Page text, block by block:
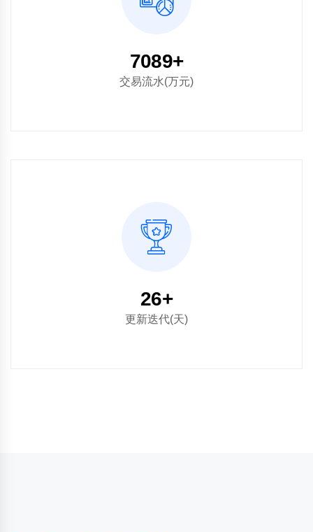
8340+
交易流水(万元)
30+
更新迭代(天)